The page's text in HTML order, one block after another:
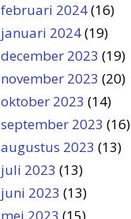
februari 2024(16)
januari 2024(19)
december 2023 (19)
november 2023 (20)
oktober 2023 (14)
september 2023 (16)
augustus 2023 (13)
juli 2023 (13)
juni 2023 (13)